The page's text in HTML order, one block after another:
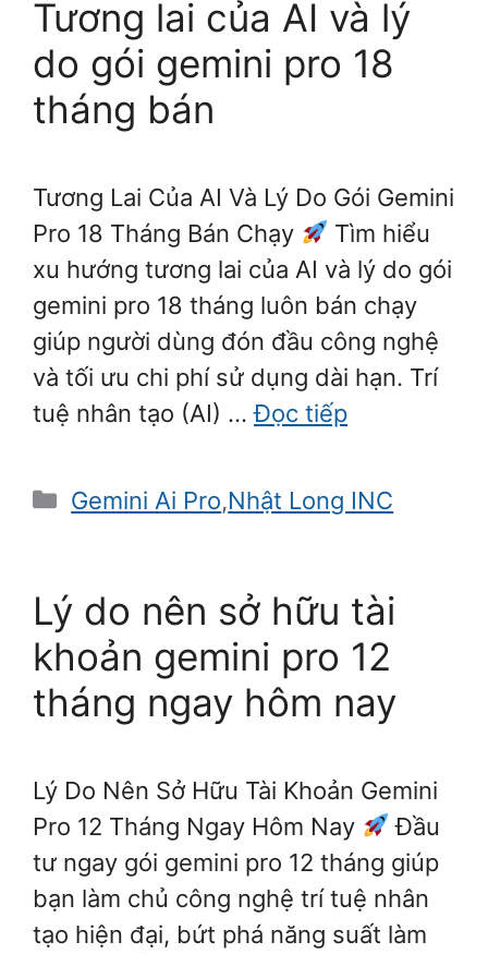
Tương lai của AI và lý
do gói gemini pro 18
tháng bán
Tương Lai Của AI Và Lý Do Gói Gemini
Pro 18 Tháng Bán Chạy
Tìm hiểu
xu hướng tương lai của AI và lý do gói
gemini pro 18 tháng luôn bán chạy
giúp người dùng đón đầu công nghệ
và tối ưu chi phí sử dụng dài hạn. Trí
tuệ nhân tạo (AI) …Đọc tiếp
Danh
Gemini Ai Pro,Nhật Long INC
Lý do nên sở hữu tài
khoản gemini pro 12
tháng ngay hôm nay
Lý Do Nên Sở Hữu Tài Khoản Gemini
Pro 12 Tháng Ngay Hôm Nay
Đầu
tư ngay gói gemini pro 12 tháng giúp
bạn làm chủ công nghệ trí tuệ nhân
tạo hiện đại, bứt phá năng suất làm